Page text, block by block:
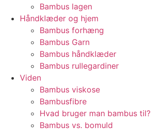
Bambus lagen
Håndklæder og hjem
Bambus forhæng
Bambus Garn
Bambus håndklæder
Bambus rullegardiner
Viden
Bambus viskose
Bambusfibre
Hvad bruger man bambus til?
Bambus vs. bomuld